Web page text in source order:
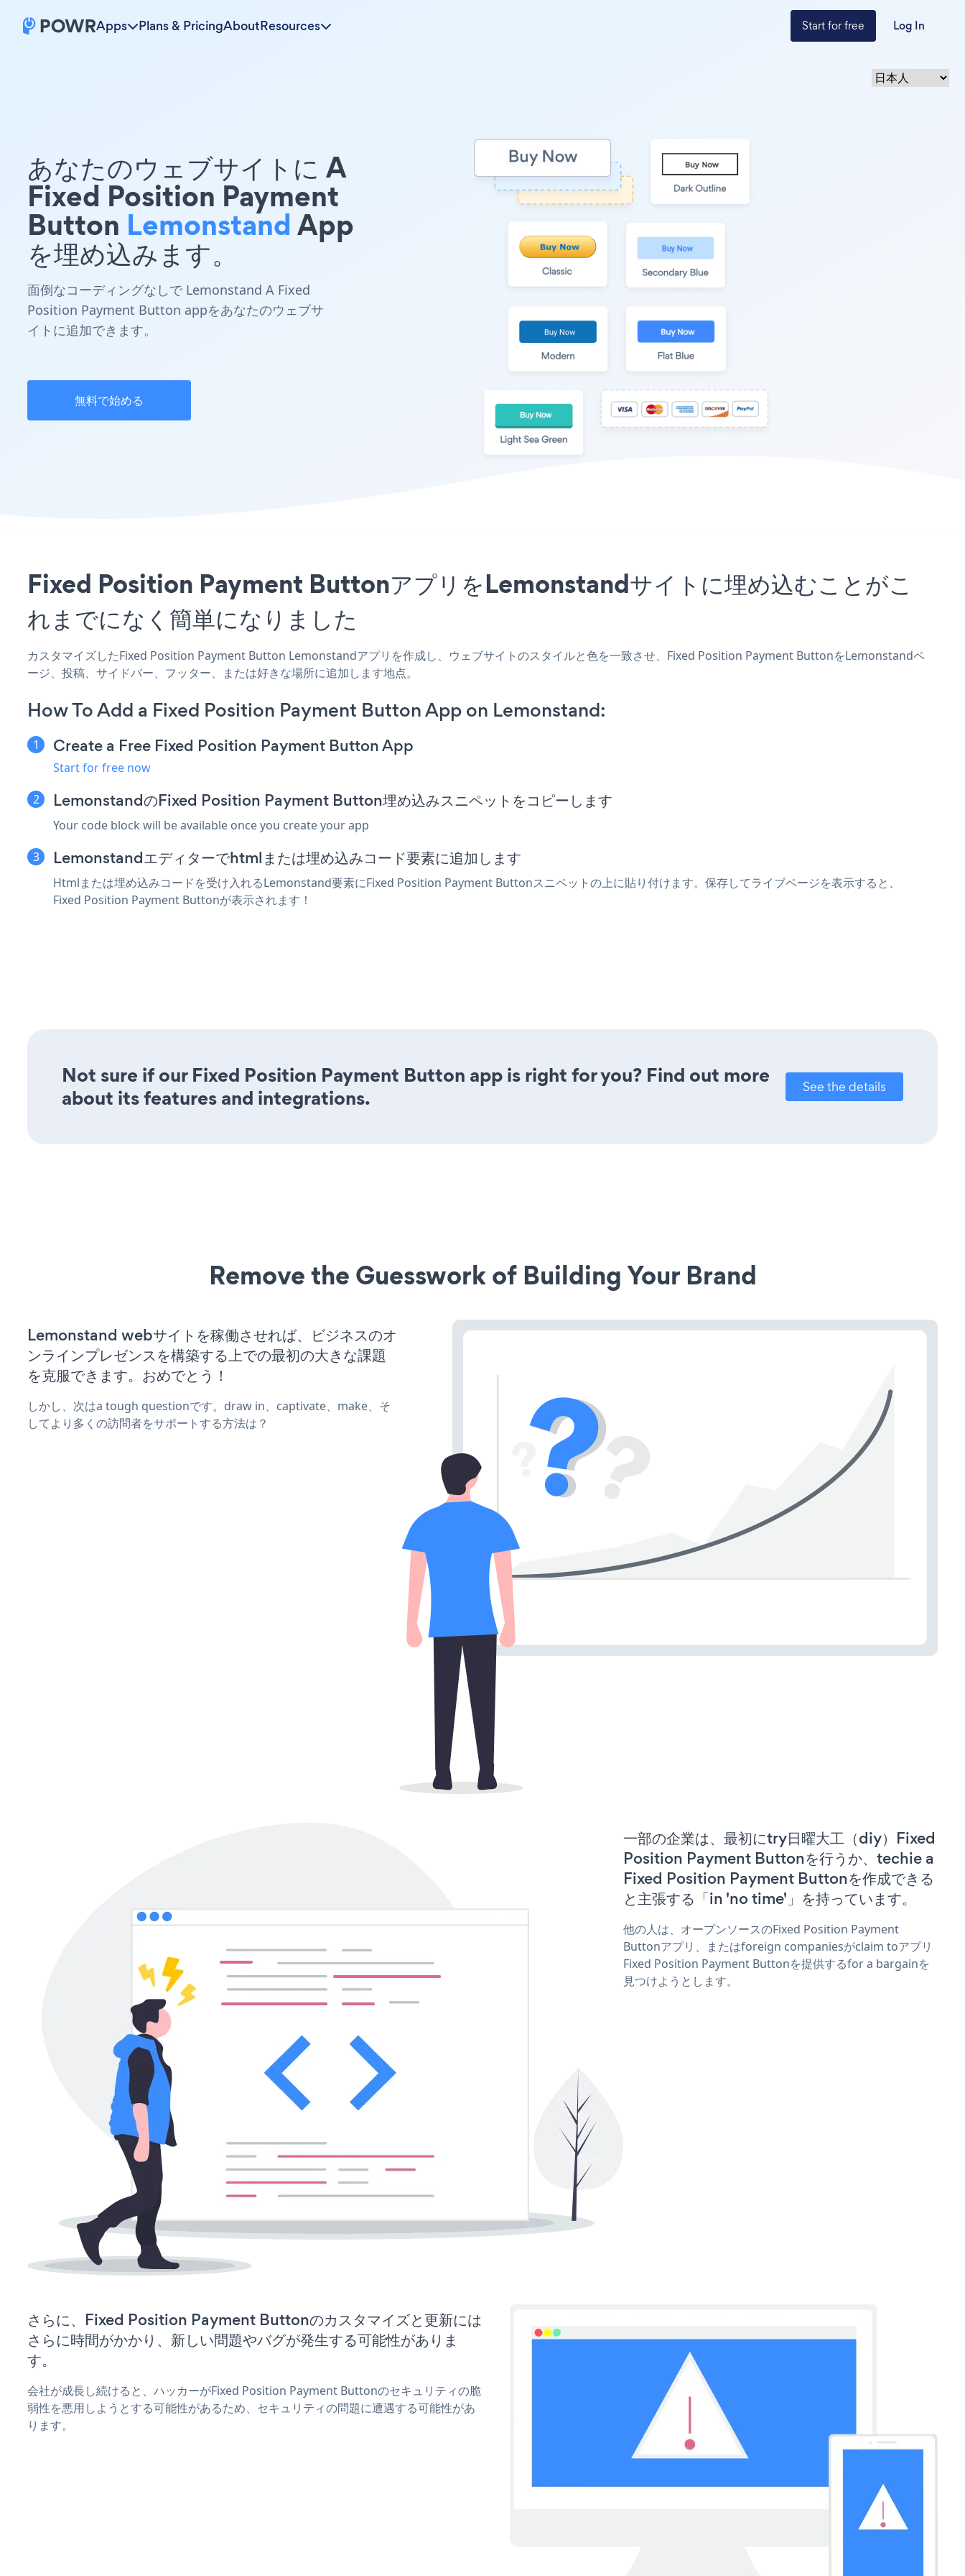
Apps Plans & PricingAboutResources Start for free Log In
あなたのウェブサイトに A
Fixed Position Payment
Button LemonstandApp
を埋め込みます。
面倒なコーディングなしで Lemonstand A Fixed
Position Payment Button appをあなたのウェブサ
イトに追加できます。
無料で始める
Fixed Position Payment ButtonアプリをLemonstandサイトに埋め込むことがこ
れまでになく簡単になりました
カスタマイズしたFixed Position Payment Button Lemonstandアプリを作成し、ウェブサイトのスタイルと色を一致させ、Fixed Position Payment ButtonをLemonstandペ
ージ、投稿、サイドバー、フッター、または好きな場所に追加します地点。
How To Add a Fixed Position Payment Button App on Lemonstand:
Create a Free Fixed Position Payment Button App
Start for free now
LemonstandのFixed Position Payment Button埋め込みスニペットをコピーします
Your code block will be available once you create your app
Lemonstandエディターでhtmlまたは埋め込みコード要素に追加します
Htmlまたは埋め込みコードを受け入れるLemonstand要素にFixed Position Payment Buttonスニペットの上に貼り付けます。保存してライブページを表示すると、
Fixed Position Payment Buttonが表示されます！
Not sure if our Fixed Position Payment Button app is right for you? Find out more
about its features and integrations.
See the details
Remove the Guesswork of Building Your Brand
Lemonstand webサイトを稼働させれば、ビジネスのオ
ンラインプレゼンスを構築する上での最初の大きな課題
を克服できます。おめでとう！
しかし、次はa tough questionです。draw in、captivate、make、そ
してより多くの訪問者をサポートする方法は？
一部の企業は、最初にtry日曜大工（diy）Fixed
Position Payment Buttonを行うか、techie a
Fixed Position Payment Buttonを作成できる
と主張する「in 'no time'」を持っています。
他の人は、オープンソースのFixed Position Payment
Buttonアプリ、またはforeign companiesがclaim toアプリ
Fixed Position Payment Buttonを提供するfor a bargainを
見つけようとします。
さらに、Fixed Position Payment Buttonのカスタマイズと更新には
さらに時間がかかり、新しい問題やバグが発生する可能性がありま
す。
会社が成長し続けると、ハッカーがFixed Position Payment Buttonのセキュリティの脆
弱性を悪用しようとする可能性があるため、セキュリティの問題に遭遇する可能性があ
ります。